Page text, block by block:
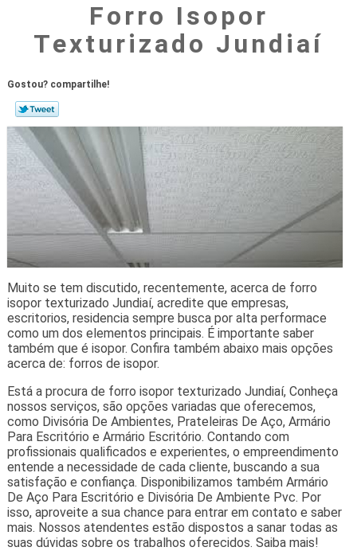
Forro Isopor
Texturizado Jundiaí
Gostou? compartilhe!
Muito se tem discutido, recentemente, acerca de forro
isopor texturizado Jundiaí, acredite que empresas,
escritorios, residencia sempre busca por alta performace
como um dos elementos principais. É importante saber
também que é isopor. Confira também abaixo mais opções
acerca de: forros de isopor.
Está a procura de forro isopor texturizado Jundiaí, Conheça
nossos serviços, são opções variadas que oferecemos,
como Divisória De Ambientes, Prateleiras De Aço, Armário
Para Escritório e Armário Escritório. Contando com
profissionais qualificados e experientes, o empreendimento
entende a necessidade de cada cliente, buscando a sua
satisfação e confiança. Disponibilizamos também Armário
De Aço Para Escritório e Divisória De Ambiente Pvc. Por
isso, aproveite a sua chance para entrar em contato e saber
mais. Nossos atendentes estão dispostos a sanar todas as
suas dúvidas sobre os trabalhos oferecidos. Saiba mais!